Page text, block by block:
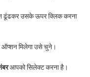
ढूंढकर उसके ऊपर क्लिक करना
ऑप्शन मिलेगा उसे चुने।
आपको सिलेक्ट करना है।